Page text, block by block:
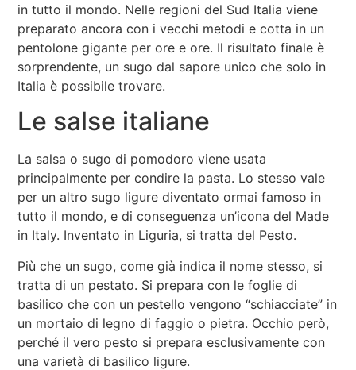
in tutto il mondo. Nelle regioni del Sud Italia viene
preparato ancora con i vecchi metodi e cotta in un
pentolone gigante per ore e ore. Il risultato finale è
sorprendente, un sugo dal sapore unico che solo in
Italia è possibile trovare.
Le salse italiane
La salsa o sugo di pomodoro viene usata
principalmente per condire la pasta. Lo stesso vale
per un altro sugo ligure diventato ormai famoso in
tutto il mondo, e di conseguenza un’icona del Made
in Italy. Inventato in Liguria, si tratta del Pesto.
Più che un sugo, come già indica il nome stesso, si
tratta di un pestato. Si prepara con le foglie di
basilico che con un pestello vengono “schiacciate” in
un mortaio di legno di faggio o pietra. Occhio però,
perché il vero pesto si prepara esclusivamente con
una varietà di basilico ligure.